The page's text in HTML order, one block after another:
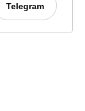
Telegram